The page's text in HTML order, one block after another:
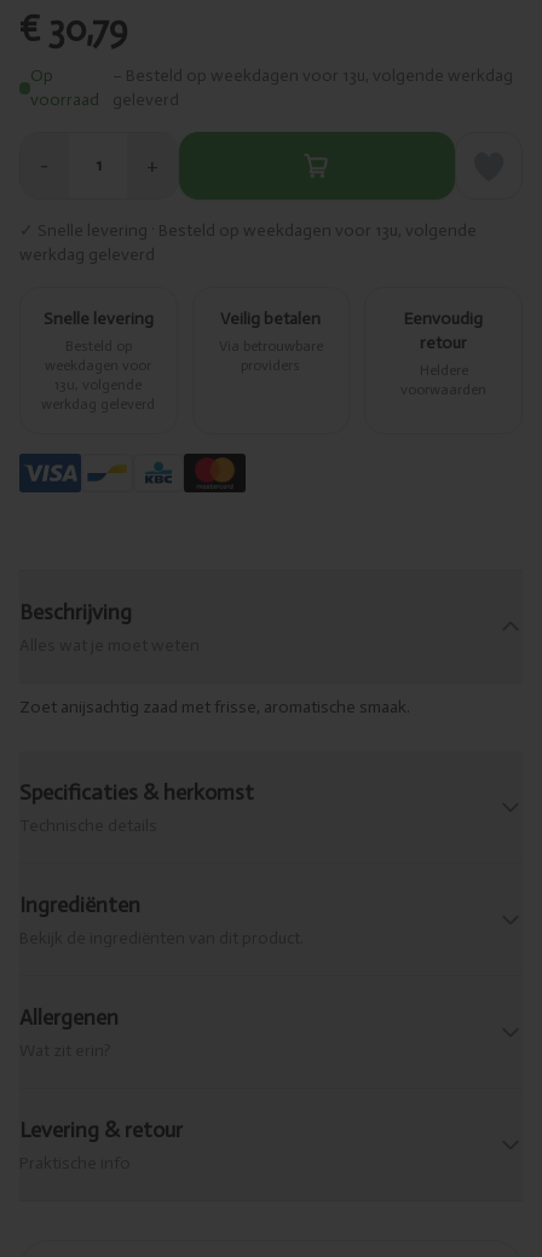
€ 30,79
Op
voorraad
– Besteld op weekdagen voor 13u, volgende werkdag
geleverd
− 1 +
✓ Snelle levering · Besteld op weekdagen voor 13u, volgende
werkdag geleverd
Snelle levering
Besteld op
weekdagen voor
13u, volgende
werkdag geleverd
Veilig betalen
Via betrouwbare
providers
Eenvoudig
retour
Heldere
voorwaarden
Beschrijving
Zoet anijsachtig zaad met frisse, aromatische smaak.
Specificaties & herkomst
Ingrediënten
Allergenen
Levering & retour